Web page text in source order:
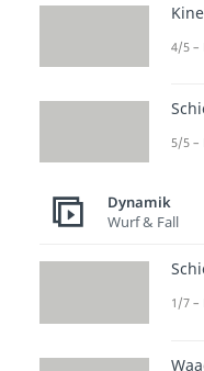
4/5 –
5/5 –
Dynamik
Wurf & Fall
1/7 –